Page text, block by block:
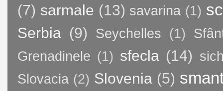
(7) sarmale (13) savarina (1)
Serbia (9) Seychelles (1)
Grenadinele (1) sfecla (14)
Slovacia (2) Slovenia (5)